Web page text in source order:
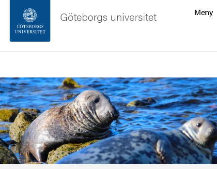
Sidfoten
Om webbplatsen
Meny
Göteborgs universitet
Bild